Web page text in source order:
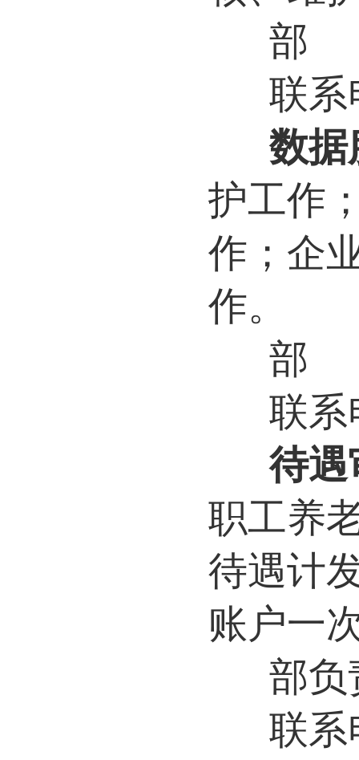
部
联系
数
护工作
作；企
作。
部
联系
待遇
职工养
待遇计
账户一
部负
联系